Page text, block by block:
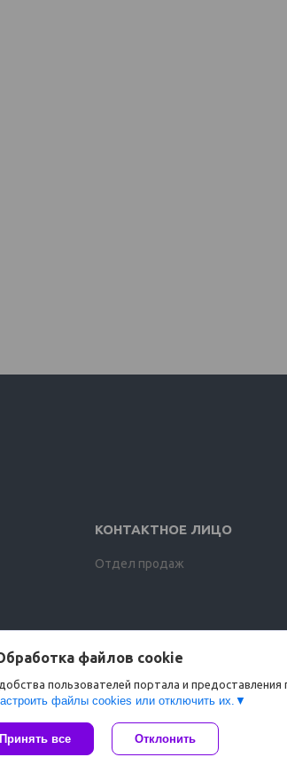
Отдел продаж
Сайт создан на платформе Deal.by
обработки файлов cookies
файлов cookie
пользователей портала и
файлы cookies или отключить их.
Принять все Отклонить